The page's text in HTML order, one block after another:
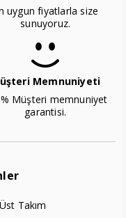
uygun fiyatlarla size
sunuyoruz.
Memnuniyeti
Müşteri memnuniyet
garantisi.
Takım